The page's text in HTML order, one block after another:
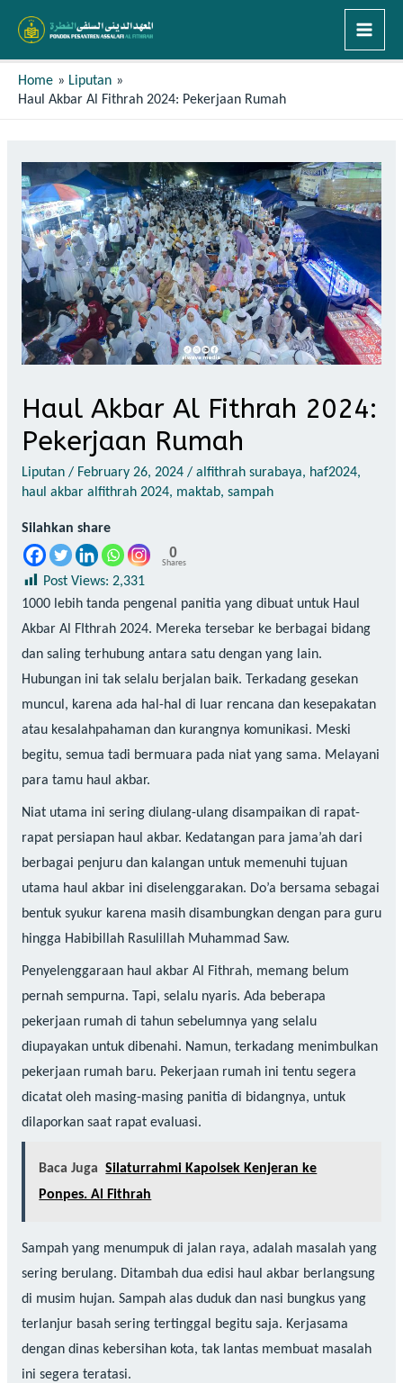
Home
Liputan
Haul Akbar Al Fithrah 2024: Pekerjaan Rumah
Haul Akbar Al Fithrah 2024:
Pekerjaan Rumah
Liputan/ February 26, 2024/ alfithrah surabaya, haf2024,
haul akbar alfithrah 2024, maktab, sampah
Silahkan share
0
Shares
Post Views: 2,331
1000 lebih tanda pengenal panitia yang dibuat untuk Haul
Akbar Al FIthrah 2024. Mereka tersebar ke berbagai bidang
dan saling terhubung antara satu dengan yang lain.
Hubungan ini tak selalu berjalan baik. Terkadang gesekan
muncul, karena ada hal-hal di luar rencana dan kesepakatan
atau kesalahpahaman dan kurangnya komunikasi. Meski
begitu, semua tadi bermuara pada niat yang sama. Melayani
para tamu haul akbar.
Niat utama ini sering diulang-ulang disampaikan di rapat-
rapat persiapan haul akbar. Kedatangan para jama’ah dari
berbagai penjuru dan kalangan untuk memenuhi tujuan
utama haul akbar ini diselenggarakan. Do’a bersama sebagai
bentuk syukur karena masih disambungkan dengan para guru
hingga Habibillah Rasulillah Muhammad Saw.
Penyelenggaraan haul akbar Al Fithrah, memang belum
pernah sempurna. Tapi, selalu nyaris. Ada beberapa
pekerjaan rumah di tahun sebelumnya yang selalu
diupayakan untuk dibenahi. Namun, terkadang menimbulkan
pekerjaan rumah baru. Pekerjaan rumah ini tentu segera
dicatat oleh masing-masing panitia di bidangnya, untuk
dilaporkan saat rapat evaluasi.
Baca Juga Silaturrahmi Kapolsek Kenjeran ke
Ponpes. Al Fithrah
Sampah yang menumpuk di jalan raya, adalah masalah yang
sering berulang. Ditambah dua edisi haul akbar berlangsung
di musim hujan. Sampah alas duduk dan nasi bungkus yang
terlanjur basah sering tertinggal begitu saja. Kerjasama
dengan dinas kebersihan kota, tak lantas membuat masalah
ini segera teratasi.